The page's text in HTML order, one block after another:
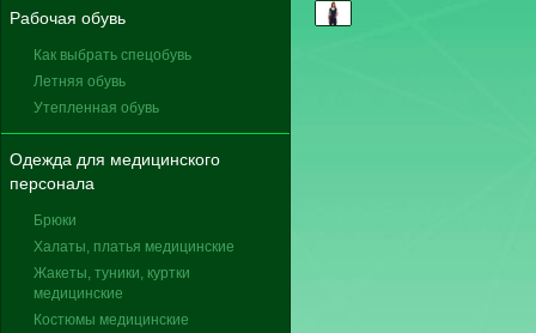
Рабочая обувь
Как выбрать спецобувь
Летняя обувь
Утепленная обувь
Одежда для медицинского
персонала
Брюки
Халаты, платья медицинские
Жакеты, туники, куртки
медицинские
Костюмы медицинские